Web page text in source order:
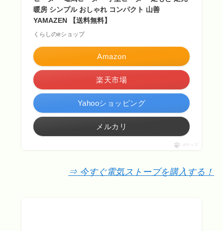
暖房 シンプル おしゃれ コンパクト 山善
YAMAZEN 【送料無料】
くらしのeショップ
Amazon
楽天市場
Yahooショッピング
メルカリ
ポチップ
⇒ 今すぐ電気ストーブを購入する！